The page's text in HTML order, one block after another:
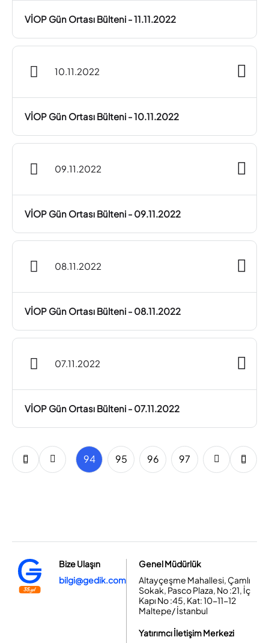
VİOP Gün Ortası Bülteni - 11.11.2022
10.11.2022
VİOP Gün Ortası Bülteni - 10.11.2022
09.11.2022
VİOP Gün Ortası Bülteni - 09.11.2022
08.11.2022
VİOP Gün Ortası Bülteni - 08.11.2022
07.11.2022
VİOP Gün Ortası Bülteni - 07.11.2022
92 93 94 95 96 97
Bize Ulaşın
bilgi@gedik.com
Genel Müdürlük
Altayçeşme Mahallesi, Çamlı
Sokak, Pasco Plaza, No :21, İç
Kapı No :45, Kat: 10-11-12
Maltepe/ İstanbul
Yatırımcı İletişim Merkezi